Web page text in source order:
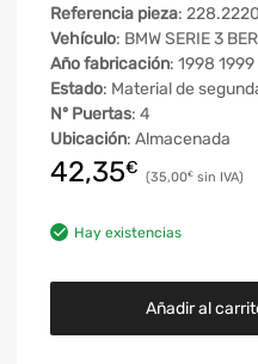
Referencia pieza:
Vehículo: BMW SERIE 3
Año fabricación: 1998
Estado: Material de
Nº Puertas: 4
Ubicación: Almacenada
42,35€ 35,00€
Hay existencias
Añadir al